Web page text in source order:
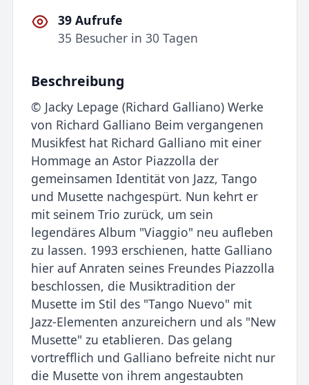
39 Aufrufe
35 Besucher in 30 Tagen
Beschreibung
© Jacky Lepage (Richard Galliano) Werke
von Richard Galliano Beim vergangenen
Musikfest hat Richard Galliano mit einer
Hommage an Astor Piazzolla der
gemeinsamen Identität von Jazz, Tango
und Musette nachgespürt. Nun kehrt er
mit seinem Trio zurück, um sein
legendäres Album "Viaggio" neu aufleben
zu lassen. 1993 erschienen, hatte Galliano
hier auf Anraten seines Freundes Piazzolla
beschlossen, die Musiktradition der
Musette im Stil des "Tango Nuevo" mit
Jazz-Elementen anzureichern und als "New
Musette" zu etablieren. Das gelang
vortrefflich und Galliano befreite nicht nur
die Musette von ihrem angestaubten